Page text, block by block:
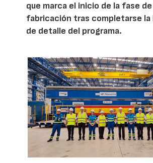
que marca el inicio de la fase de
fabricación tras completarse la
de detalle del programa.